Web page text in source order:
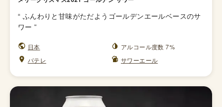
“ ふんわりと甘味がただようゴールデンエールベースのサ
ワー ”
日本
アルコール度数 7%
バテレ
サワーエール